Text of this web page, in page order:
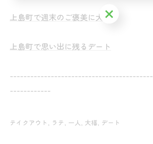
上島町で週末のご褒美に大福
上島町で思い出に残るデート
------------
テイクアウト ラテ 一人 大福 デート
お気軽にお問い合わせくださ